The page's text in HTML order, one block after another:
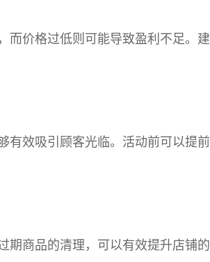
而价格过低则可能导致盈利不足。建
有效吸引顾客光临。活动前可以提前
期商品的清理，可以有效提升店铺的